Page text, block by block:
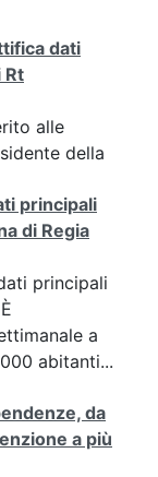
dati
Rt
alle
della
principali
di Regia
principali
a
abitanti...
da
a più